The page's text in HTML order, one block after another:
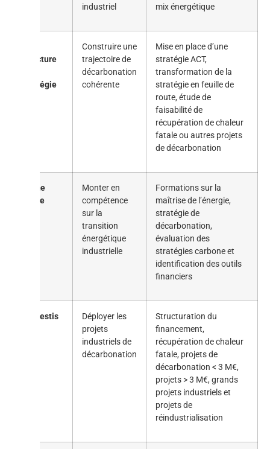
industriel
mix énergétique
structure
stratégie
Construire une
trajectoire de
décarbonation
cohérente
Mise en place d’une
stratégie ACT,
transformation de la
stratégie en feuille de
route, étude de
faisabilité de
récupération de chaleur
fatale ou autres projets
de décarbonation
Je me
forme
Monter en
compétence
sur la
transition
énergétique
industrielle
Formations sur la
maîtrise de l’énergie,
stratégie de
décarbonation,
évaluation des
stratégies carbone et
identification des outils
financiers
J’investis
Déployer les
projets
industriels de
décarbonation
Structuration du
financement,
récupération de chaleur
fatale, projets de
décarbonation < 3 M€,
projets > 3 M€, grands
projets industriels et
projets de
réindustrialisation